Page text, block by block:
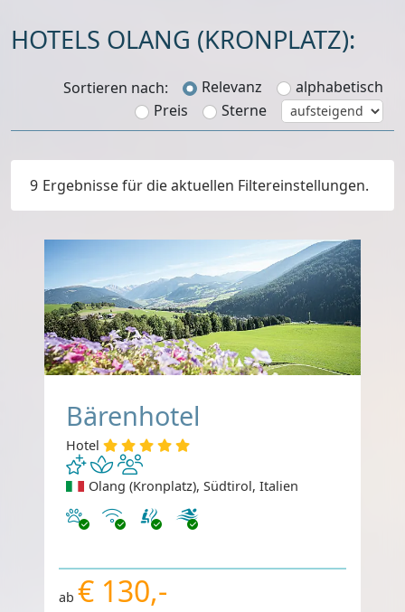
HOTELS
Sortieren nach: Relevanz
alphabetisch
Preis
Sterne
9 Ergebnisse für die aktuellen Filtereinstellungen.
Bärenhotel
Hotel
Olang (Kronplatz), Südtirol, Italien
Haustiere erlaubt
Internet
ab € 130,-